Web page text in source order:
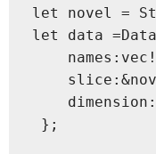
let novel =
let data
};